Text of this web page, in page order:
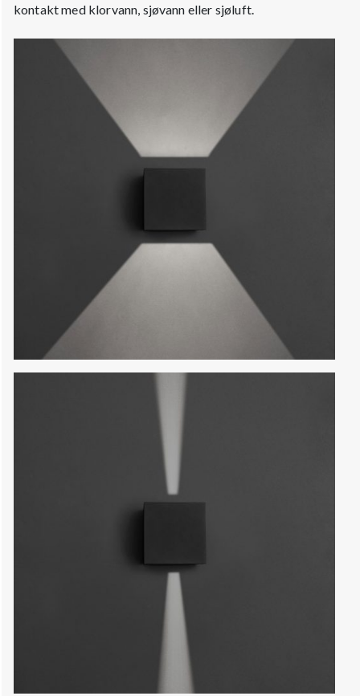
kontakt med klorvann, sjøvann eller sjøluft.